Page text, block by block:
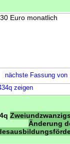
Euro monatlich
nächste Fassung
zeigen
Änderung